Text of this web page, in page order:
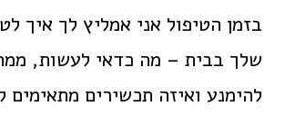
בזמן הטיפול אני אמליץ לך איך
שלך בבית – מה כדאי לעשות,
להימנע ואיזה תכשירים מתאימים